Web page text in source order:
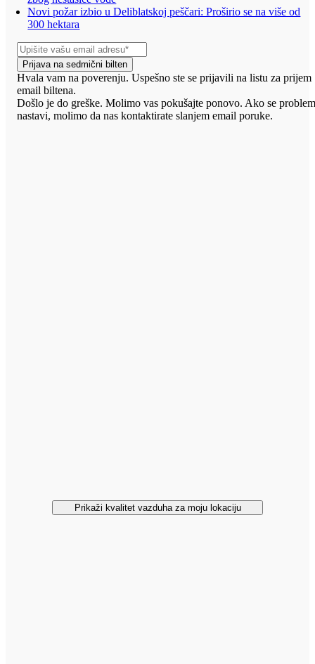
Novi požar izbio u Deliblatskoj peščari: Proširio se na više od
300 hektara
Prijava na sedmični bilten
Hvala vam na poverenju. Uspešno ste se prijavili na listu za prijem
email biltena.
Došlo je do greške. Molimo vas pokušajte ponovo. Ako se
nastavi, molimo da nas kontaktirate slanjem email poruke.
Prikaži kvalitet vazduha za moju lokaciju